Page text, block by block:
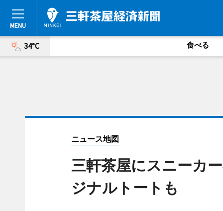
34°C 食べる
ニュース地図
三軒茶屋にスニーカ
ジナルトートも